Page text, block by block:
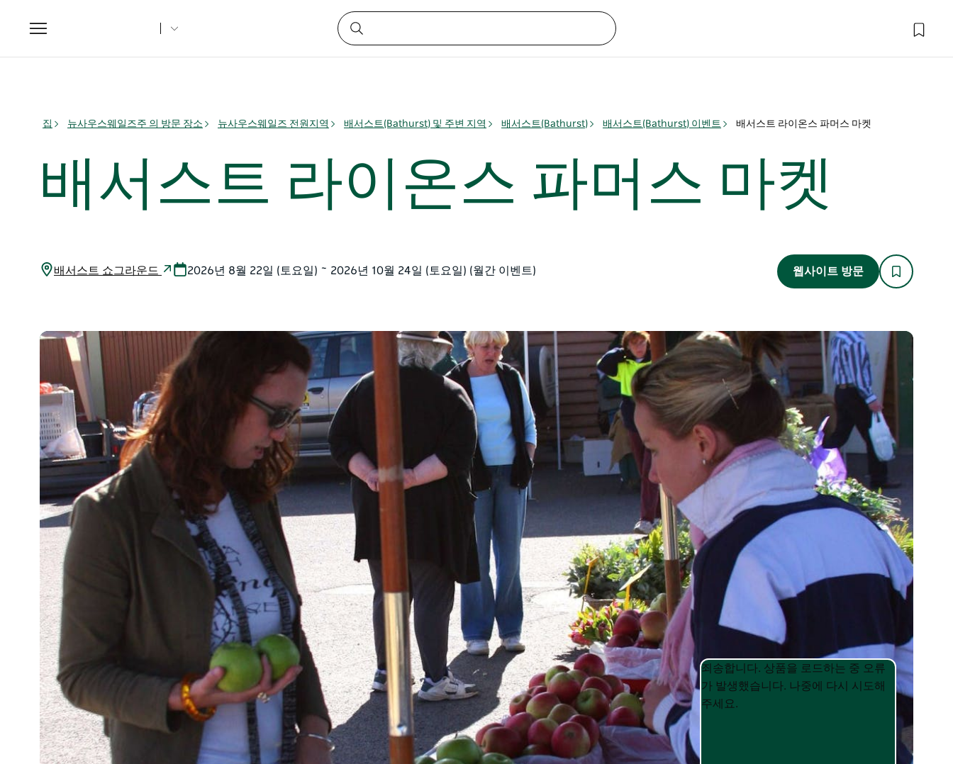
Toggle
navigation
집 뉴사우스웨일즈주 의 방문 장소 뉴사우스웨일즈 전원지역 배서스트(Bathurst) 및 주변 지역 배서스트(Bathurst) 배서스트(Bathurst) 이벤트 배서스트 라이온스 파머스 마켓
배서스트 라이온스 파머스 마켓
배서스트 쇼그라운드 2026년 8월 22일 (토요일) ~ 2026년 10월 24일 (토요일) (월간 이벤트) 웹사이트 방문
Product
List
Product
List
죄송합니다. 상품을 로드하는 중 오류
가 발생했습니다. 나중에 다시 시도해
주세요.